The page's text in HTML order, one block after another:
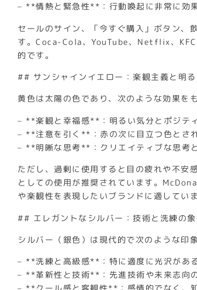
– **情熱と緊急性**：行動喚起に非常に効
セールのサイン、「今すぐ購入」ボタン、
す。Coca-Cola、YouTube、Netflix、KFC
的です。
## サンシャインイエロー：楽観主義と明る
黄色は太陽の色であり、次のような効果を
– **楽観と幸福感**：明るい気分とポジテ
– **注意を引く**：赤の次に目立つ色とさ
– **明晰な思考**：クリエイティブな思考
ただし、過剰に使用すると目の疲れや不安
としての使用が推奨されています。
や楽観性を表現したいブランドに適していま
## エレガントなシルバー：技術と洗練の
シルバー（銀色）は現代的で次のような印
– **洗練と高級感**：特に適度に光沢があ
– **革新性と技術**：先進技術や未来志向